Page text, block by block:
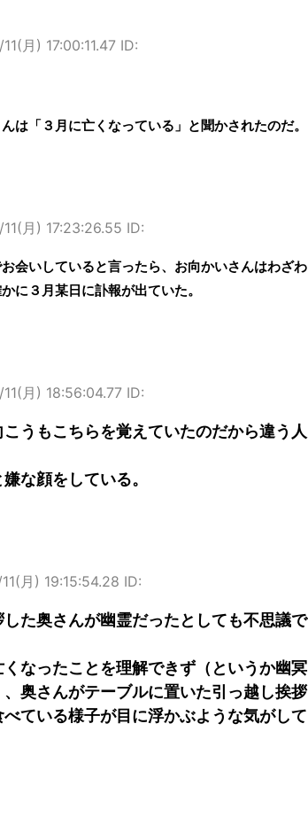
月) 17:00:11.47 ID:
は「３月に亡くなっている」と聞かされたのだ。
月) 17:23:26.55 ID:
会いしていると言ったら、お向かいさんはわざわ
に３月某日に訃報が出ていた。
月) 18:56:04.77 ID:
うもこちらを覚えていたのだから違う人
な顔をしている。
月) 19:15:54.28 ID:
た奥さんが幽霊だったとしても不思議で
なったことを理解できず（というか幽冥
奥さんがテーブルに置いた引っ越し挨拶
ている様子が目に浮かぶような気がして